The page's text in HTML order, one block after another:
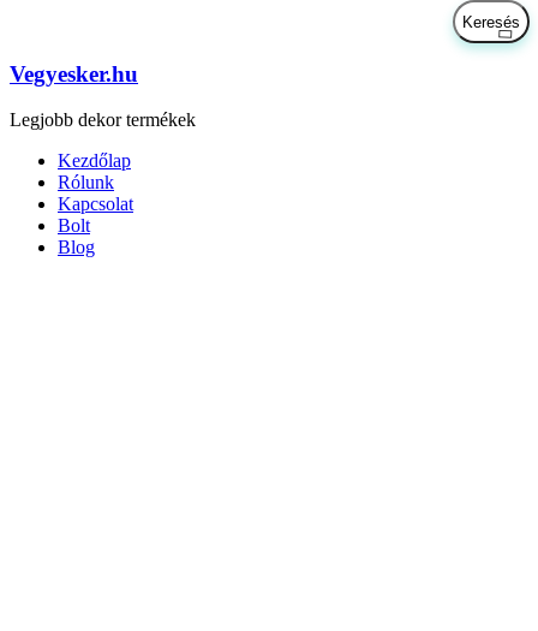
Vegyesker.hu
Legjobb dekor termékek
Kezdőlap
Rólunk
Kapcsolat
Bolt
Blog